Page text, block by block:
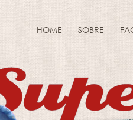
HOME SOBRE